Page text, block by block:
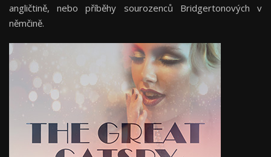
angličtině, nebo příběhy sourozenců Bridgertonových v
němčině.